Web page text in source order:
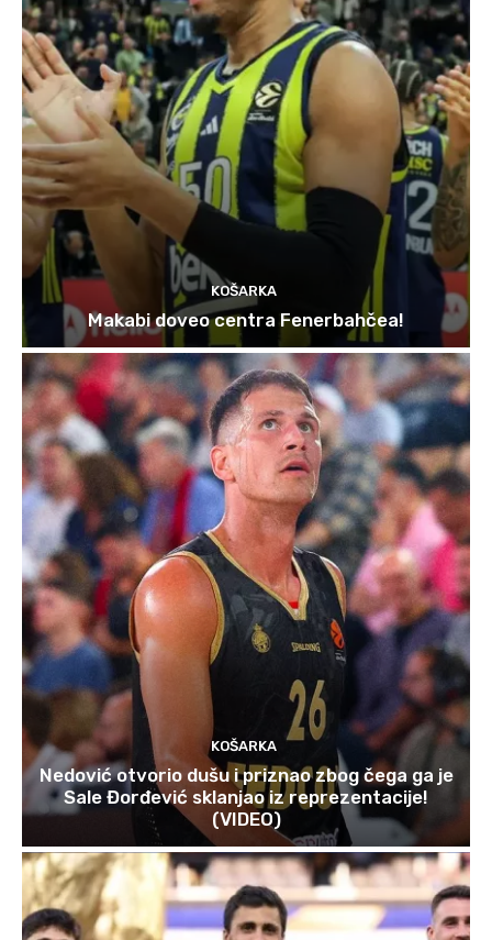
KOŠARKA
Makabi doveo centra Fenerbahčea!
KOŠARKA
Nedović otvorio dušu i priznao zbog čega ga je
Sale Đorđević sklanjao iz reprezentacije!
(VIDEO)